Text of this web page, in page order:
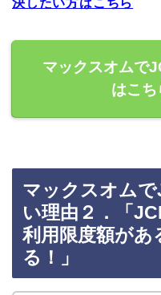
マックスオムで
はこち
マックスオム
い理由２．「
利用限度額があ
る！」